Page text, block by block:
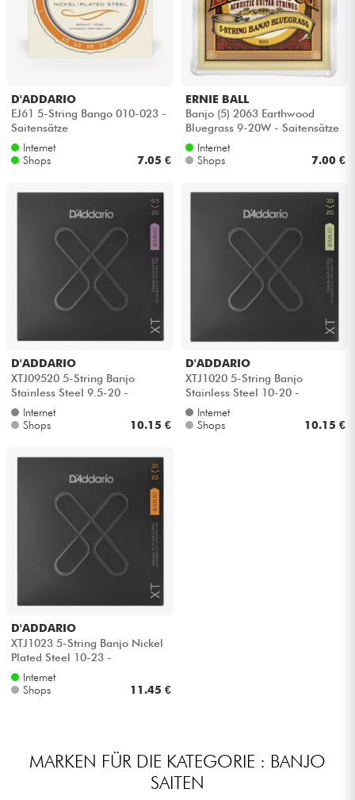
D'ADDARIO
EJ61 5-String Bango 010-023 -
Saitensätze
Internet
Shops
7.05 €
ERNIE BALL
Banjo (5) 2063 Earthwood
Bluegrass 9-20W - Saitensätze
Internet
Shops
7.00 €
D'ADDARIO
XTJ09520 5-String Banjo
Stainless Steel 9.5-20 -
Saitensätze
Internet
Shops
10.15 €
D'ADDARIO
XTJ1020 5-String Banjo
Stainless Steel 10-20 -
Saitensätze
Internet
Shops
10.15 €
D'ADDARIO
XTJ1023 5-String Banjo Nickel
Plated Steel 10-23 -
Saitensätze
Internet
Shops
11.45 €
MARKEN FÜR DIE KATEGORIE : BANJO
SAITEN